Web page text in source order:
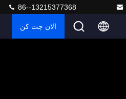
86--13215377368
الان چت کن